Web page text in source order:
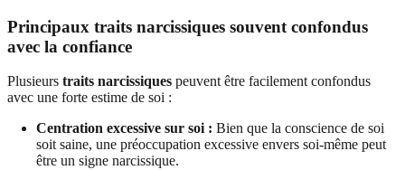
Principaux traits narcissiques souvent confondus
avec la confiance
Plusieurs traits narcissiques peuvent être facilement confondus
avec une forte estime de soi :
Centration excessive sur soi : Bien que la conscience de soi
soit saine, une préoccupation excessive envers soi-même peut
être un signe narcissique.